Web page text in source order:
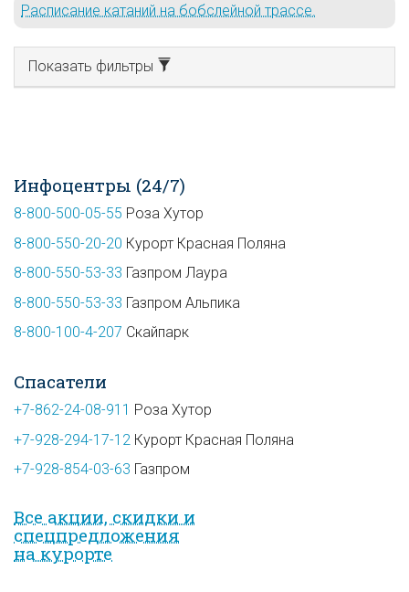
Расписание катаний на бобслейной трассе.
Показать фильтры
Инфоцентры (24/7)
8-800-500-05-55 Роза Хутор
8-800-550-20-20 Курорт Красная Поляна
8-800-550-53-33 Газпром Лаура
8-800-550-53-33 Газпром Альпика
8-800-100-4-207 Скайпарк
Спасатели
+7-862-24-08-911 Роза Хутор
+7-928-294-17-12 Курорт Красная Поляна
+7-928-854-03-63 Газпром
Все акции, скидки и
спец­предложе­ния
на курорте